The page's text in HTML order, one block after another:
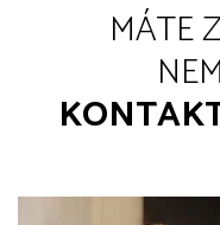
MÁTE